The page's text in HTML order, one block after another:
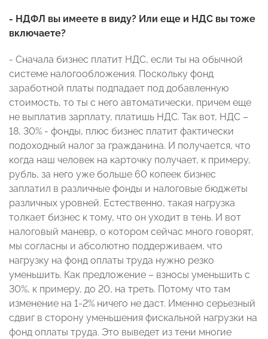
- НДФЛ вы имеете в виду? Или еще и НДС вы тоже
включаете?
- Сначала бизнес платит НДС, если ты на обычной
системе налогообложения. Поскольку фонд
заработной платы подпадает под добавленную
стоимость, то ты с него автоматически, причем еще
не выплатив зарплату, платишь НДС. Так вот, НДС –
18, 30% - фонды, плюс бизнес платит фактически
подоходный налог за гражданина. И получается, что
когда наш человек на карточку получает, к примеру,
рубль, за него уже больше 60 копеек бизнес
заплатил в различные фонды и налоговые бюджеты
различных уровней. Естественно, такая нагрузка
толкает бизнес к тому, что он уходит в тень. И вот
налоговый маневр, о котором сейчас много говорят,
мы согласны и абсолютно поддерживаем, что
нагрузку на фонд оплаты труда нужно резко
уменьшить. Как предложение – взносы уменьшить с
30%, к примеру, до 20, на треть. Потому что там
изменение на 1-2% ничего не даст. Именно серьезный
сдвиг в сторону уменьшения фискальной нагрузки на
фонд оплаты труда. Это выведет из тени многие